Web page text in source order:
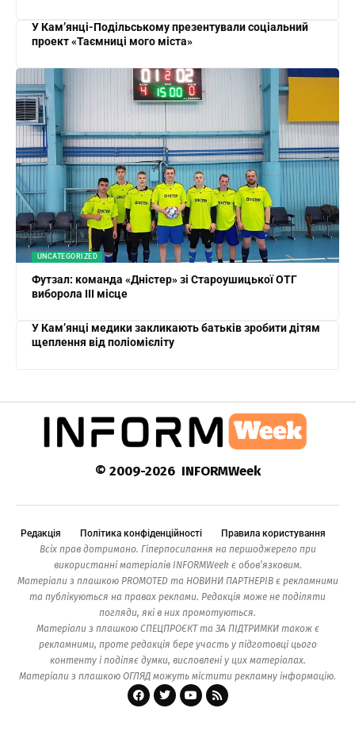
У Кам’янці-Подільському презентували соціальний
проект «Таємниці мого міста»
UNCATEGORIZED
Футзал: команда «Дністер» зі Староушицької ОТГ
виборола ІІІ місце
У Кам’янці медики закликають батьків зробити дітям
щеплення від поліомієліту
© 2009-2026 INFORMWeek
Редакція Політика конфіденційності
Правила користування
Всіх прав дотримано. Гіперпосилання на першоджерело при
використанні матеріалів INFORMWeek є обов’язковим.
Матеріали з плашкою PROMOTED та НОВИНИ ПАРТНЕРІВ є рекламними
та публікуються на правах реклами. Редакція може не поділяти
погляди, які в них промотуються.
Матеріали з плашкою СПЕЦПРОЄКТ та ЗА ПІДТРИМКИ також є
рекламними, проте редакція бере участь у підготовці цього
контенту і поділяє думки, висловлені у цих матеріалах.
Матеріали з плашкою ОГЛЯД можуть містити рекламну інформацію.